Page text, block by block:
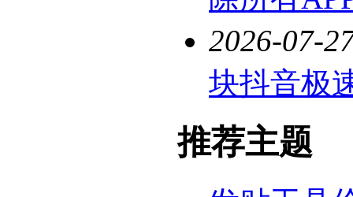
2026-07-
块抖音极
推荐主题